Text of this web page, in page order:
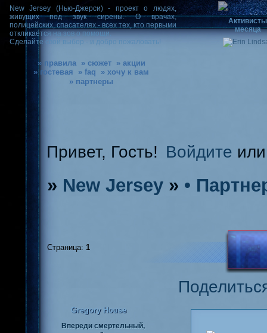
New Jersey (Нью-Джерси) - проект о людях,
живущих под звук сирены. О врачах,
полицейских, спасателях - всех тех, кто первыми
откликается на зов о помощи.
Сделайте свой выбор - и добро пожаловать!
» правила » сюжет
» акции
» гостевая
» faq
» хочу к вам
» партнеры
Активисты
месяца
Привет, Гость! Войдите
» New Jersey » •
Страница: 1
Gregory House
Впереди смертельный,